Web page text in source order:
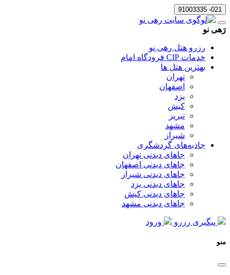
021- 91003335
رَهی نو
رزرو هتل رهی نو
خدمات CIP فرودگاه امام
بهترین هتل ها
تهران
اصفهان
یزد
کیش
تبریز
مشهد
شیراز
جاذبه‌های گردشگری
جاهای دیدنی تهران
جاهای دیدنی اصفهان
جاهای دیدنی شیراز
جاهای دیدنی یزد
جاهای دیدنی کیش
جاهای دیدنی مشهد
پیگیری رزرو ورود
منو